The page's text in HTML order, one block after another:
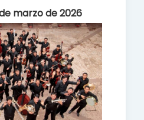
marzo de 2026